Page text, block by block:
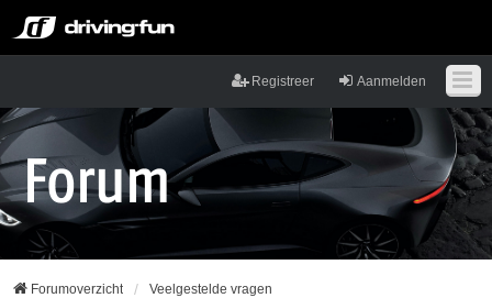
Aanmelden
Registreer
Forumoverzicht Veelgestelde vragen